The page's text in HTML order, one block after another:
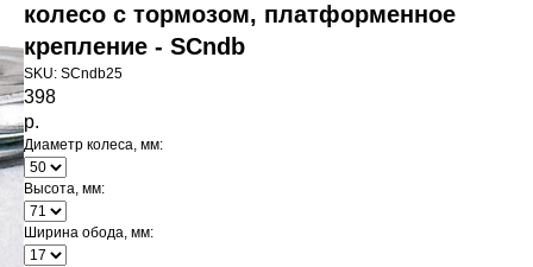
колесо с тормозом, платформенное
крепление - SCndb
SKU: SCndb25
398
р.
Диаметр колеса, мм:
Высота, мм:
Ширина обода, мм: